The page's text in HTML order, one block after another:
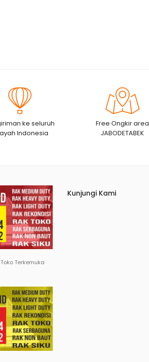
ke seluruh
Indonesia
Free Ongkir area
JABODETABEK
Terkemuka
Kunjungi Kami